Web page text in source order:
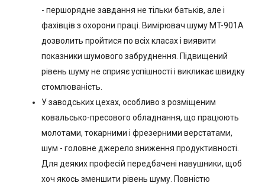
- першорядне завдання не тільки батьків, але і
фахівців з охорони праці. Вимірювач шуму MT-901A
дозволить пройтися по всіх класах і виявити
показники шумового забруднення. Підвищений
рівень шуму не сприяє успішності і викликає швидку
стомлюваність.
У заводських цехах, особливо з розміщеним
ковальсько-пресового обладнання, що працюють
молотами, токарними і фрезерними верстатами,
шум - головне джерело зниження продуктивності.
Для деяких професій передбачені навушники, щоб
хоч якось зменшити рівень шуму. Повністю